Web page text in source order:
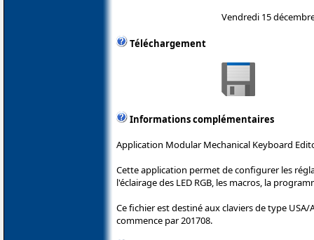
Vendredi 15
Téléchargement
Informations complémentaires
Application Modular Mechanical Keyboard
Cette application permet de configurer les
l'éclairage des LED RGB, les macros, la
Ce fichier est destiné aux claviers de type
commence par 201708.